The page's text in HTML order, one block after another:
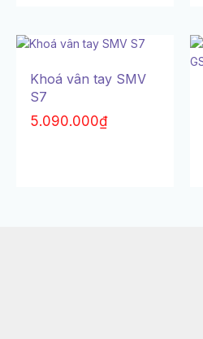
Khoá vân tay SMV
S7
5.090.000₫